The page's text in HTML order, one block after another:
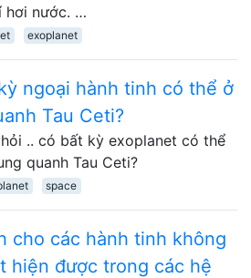
hơi nước. …
exoplanet
ngoại hành tinh có thể ở
Tau Ceti?
.. có bất kỳ exoplanet có thể
quanh Tau Ceti?
space
cho các hành tinh không
hiện được trong các hệ